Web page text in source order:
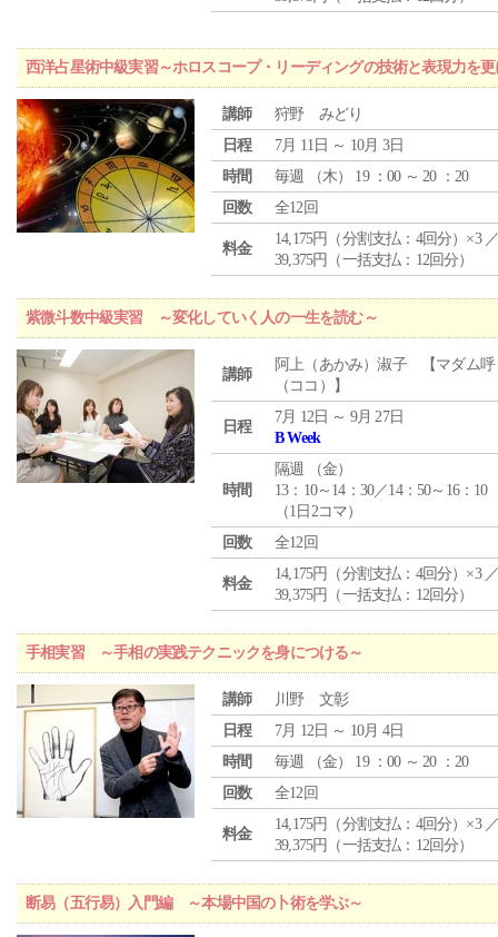
西洋占星術中級実習～ホロスコープ・リーディングの技術と表現力を
講師
狩野 みどり
日程
7月 11日 ～ 10月 3日
時間
毎週 （木） 19 ：00 ～ 20 ：20
回数
全12回
料金
14,175円（分割支払：4回分）×3
39,375円（一括支払：12回分）
紫微斗数中級実習 ～変化していく人の一生を読む～
講師
阿上（あかみ）淑子 【マダム呼
（ココ）】
日程
7月 12日 ～ 9月 27日
B Week
時間
隔週 （金）
13：10～14：30／14：50～16：10
（1日2コマ）
回数
全12回
料金
14,175円（分割支払：4回分）×3
39,375円（一括支払：12回分）
手相実習 ～手相の実践テクニックを身につける～
講師
川野 文彰
日程
7月 12日 ～ 10月 4日
時間
毎週 （金） 19 ：00 ～ 20 ：20
回数
全12回
料金
14,175円（分割支払：4回分）×3
39,375円（一括支払：12回分）
断易（五行易）入門編 ～本場中国の卜術を学ぶ～